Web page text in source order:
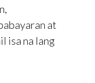
at
isa na lang